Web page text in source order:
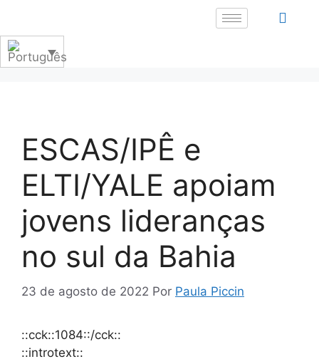
ESCAS/IPÊ e
ELTI/YALE apoiam
jovens lideranças
no sul da Bahia
23 de agosto de 2022 Por Paula Piccin
::cck::1084::/cck::
::introtext::